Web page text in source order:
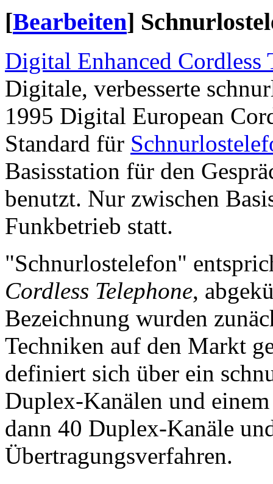
[Bearbeiten]
Digital Enhanced Cordless
Digitale, verbesserte
1995 Digital European
Standard für
Basisstation für den
benutzt. Nur zwischen
Funkbetrieb statt.
"Schnurlostelefon"
Cordless Telephone,
Bezeichnung wurden
Techniken auf den Markt
definiert sich über ein
Duplex-Kanälen und
dann 40 Duplex-Kanäle
Übertragungsverfahren.